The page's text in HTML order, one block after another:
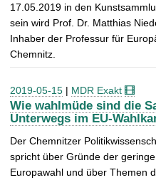
17.05.2019 in den
sein wird Prof. Dr. Matthias
Inhaber der Professur für
Chemnitz.
2019-05-15 | MDR Exakt
Wie wahlmüde sind die
Unterwegs im EU-
Der Chemnitzer
spricht über Gründe der
Europawahl und über Themen